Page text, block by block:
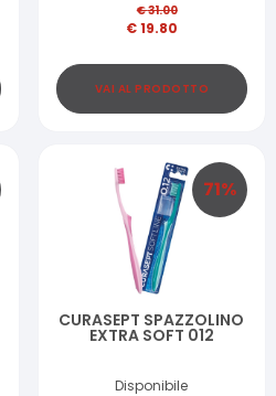
€31.00
€19.80
VAI AL PRODOTTO
71%
CURASEPT SPAZZOLINO
EXTRA SOFT 012
Disponibile